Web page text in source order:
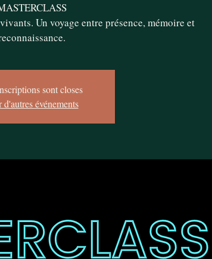
Un voyage entre présence, mémoire et
sont closes
événements